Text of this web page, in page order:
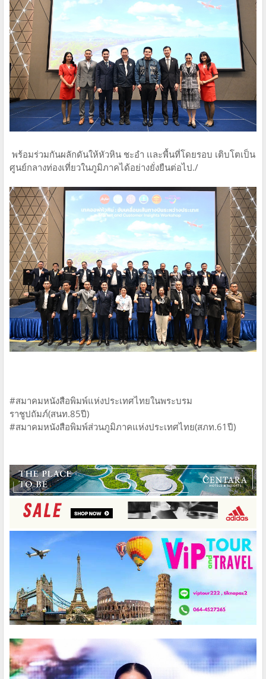
พร้อมร่วมกันผลักดันให้หัวหิน ชะอำ เเละพื้นที่โดยรอบ เติบโตเป็น
ศูนย์กลางท่องเที่ยวในภูมิภาคได้อย่างยั่งยืนต่อไป./
#สมาคมหนังสือพิมพ์แห่งประเทศไทย​​ในพระบรม
ราชูปถัมภ์(สนท.85ปี)​
#สมาคมหนังสือพิมพ์ส่วนภูมิภาคแห่งประเทศไทย​(สภท.61ปี)​